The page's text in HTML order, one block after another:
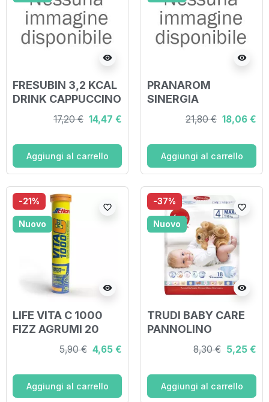
visibility
FRESUBIN 3,2 KCAL
DRINK CAPPUCCINO
4X125 ML
17,20 € 14,47 €
Aggiungi al carrello
visibility
PRANAROM
SINERGIA
ESSENZIALE 30 ML
21,80 € 18,06 €
Aggiungi al carrello
-21%
Nuovo
visibility
favorite_border
LIFE VITA C 1000
FIZZ AGRUMI 20
COMPRESSE
5,90 € 4,65 €
Aggiungi al carrello
-37%
Nuovo
visibility
favorite_border
TRUDI BABY CARE
PANNOLINO
BAMBINI MAXI 7/18
KG 18 PEZZI
8,30 € 5,25 €
Aggiungi al carrello